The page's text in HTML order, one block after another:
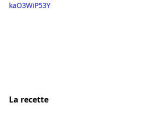
kaO3WiP53Y
La recette